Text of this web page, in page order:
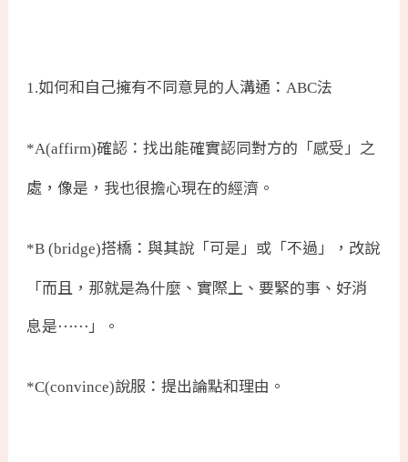
1.如何和自己擁有不同意見的人溝通： ABC法
*A(affirm)確認：找出能確實認同對方的「感受」之
處，像是，我也很擔心現在的經濟。
*B (bridge)搭橋：與其說「可是」或「不過」，改說
「而且，那就是為什麼、實際上、要緊的事、好消
息是⋯⋯」。
*C(convince)說服：提出論點和理由。